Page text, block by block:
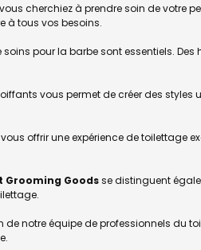
cherchiez à prendre soin de votre
à tous vos besoins.
pour la barbe sont essentiels.
vous permet de créer des styles
offrir une expérience de toilettage
Grooming Goodsse distinguent
de notre équipe de professionnels du